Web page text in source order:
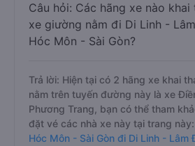
Câu hỏi: Các hãng xe nào khai
xe giường nằm đi Di Linh -
Hóc Môn - Sài Gòn?
Trả lời: Hiện tại có 2 hãng xe khai
nằm trên tuyến đường này là xe
Phương Trang, bạn có thể tham
đặt vé các nhà xe này tại trang này:
Hóc Môn - Sài Gòn đi Di Linh - Lâm